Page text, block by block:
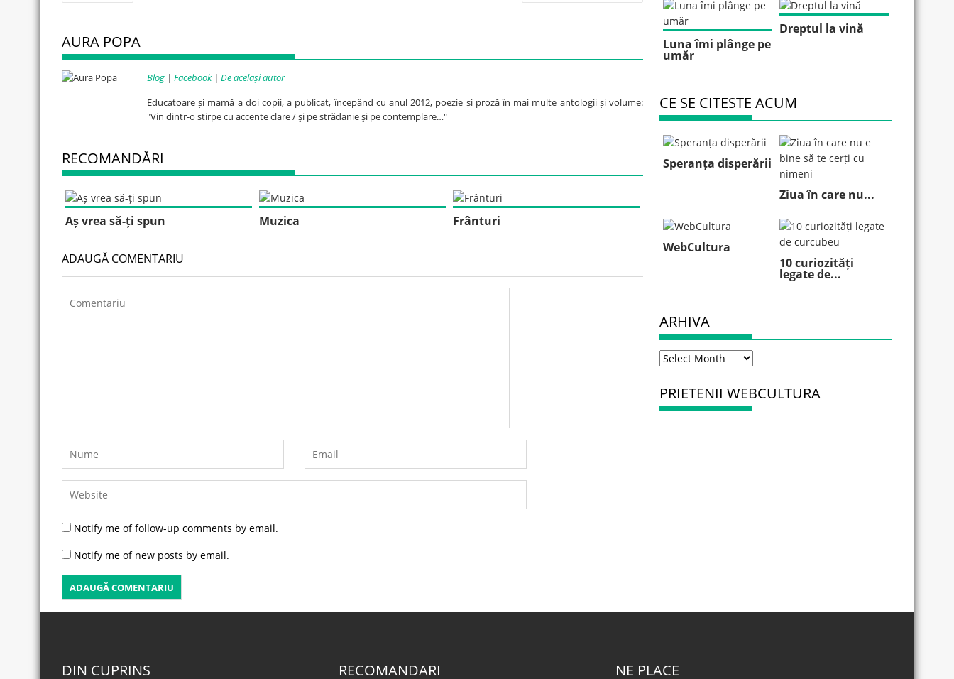
AURA POPA
Blog | Facebook| De același autor
Educatoare și mamă a doi copii, a publicat, începând cu anul 2012, poezie și proză în mai multe antologii și volume:
"Vin dintr-o stirpe cu accente clare / şi pe strădanie şi pe contemplare…"
RECOMANDĂRI
Aș vrea să-ți spun Muzica Frânturi
ADAUGĂ COMENTARIU
Notify me of follow-up comments by email.
Notify me of new posts by email.
Luna îmi plânge pe
umăr
Dreptul la vină
CE SE CITESTE ACUM
Speranța disperării
Ziua în care nu...
WebCultura
10 curiozități
legate de...
ARHIVA
Arhiva
PRIETENII WEBCULTURA
DIN CUPRINS RECOMANDARI NE PLACE